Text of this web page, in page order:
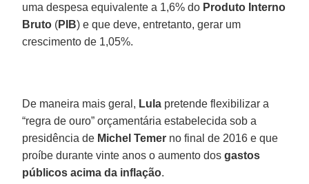
uma despesa equivalente a 1,6% do Produto Interno
Bruto (PIB) e que deve, entretanto, gerar um
crescimento de 1,05%.
De maneira mais geral, Lula pretende flexibilizar a
“regra de ouro” orçamentária estabelecida sob a
presidência de Michel Temer no final de 2016 e que
proíbe durante vinte anos o aumento dosgastos
públicos acima da inflação.